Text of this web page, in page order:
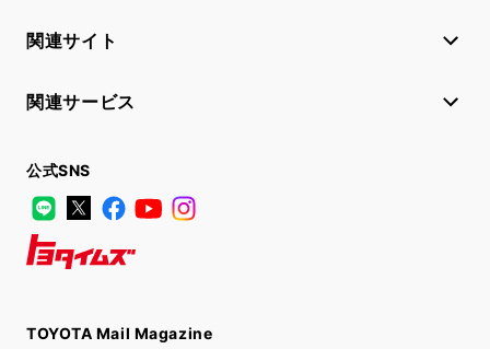
関連サイト
関連サービス
公式SNS
LINE
X FacebookYouTube
TOYOTA Mail Magazine